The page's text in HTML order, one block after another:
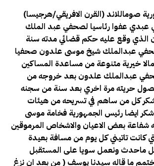
(القرن الافريقي/هرجيسا) اصدر رئيس جمهورية صوماللاند
عبدي عفوا رئاسيا لصحفي عبد الملك
وقع عليه حكم قضائي مدته سنة
عبدالملك شيخ موسى علدون صحفيا
خيرية متنوعة من مساعدة المساكين
عبدالملك علدون بعد خروجه من
حريته مرة اخري بعد سنة من سجنه
كل من ساهم في تسريحه من هيئات
ايضا رئيس الجمهورية فخامة موسى
شفاعة بعض الاعيان والاشخاص المرموقين
كانت تاتيني كل يوم من مسافة بعيدة
ماحدث ونعمل سويا على المستقبل
ما قاله سيدنا يوسف ( من بعد ان نزغ